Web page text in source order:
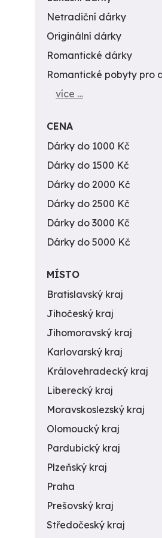
Netradiční dárky
Originální dárky
Romantické dárky
Romantické pobyty pro
více …
CENA
Dárky do 1000 Kč
Dárky do 1500 Kč
Dárky do 2000 Kč
Dárky do 2500 Kč
Dárky do 3000 Kč
Dárky do 5000 Kč
MÍSTO
Bratislavský kraj
Jihočeský kraj
Jihomoravský kraj
Karlovarský kraj
Královehradecký kraj
Liberecký kraj
Moravskoslezský kraj
Olomoucký kraj
Pardubický kraj
Plzeňský kraj
Praha
Prešovský kraj
Středočeský kraj